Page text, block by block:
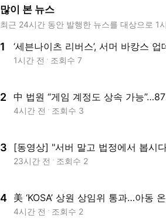
많이 본 뉴스
최근 24시간 동안 발행한 뉴스를 대상으로 1
1 ‘세븐나이츠 리버스’, 서머 바캉스
1시간 전 조회수 7
2 中 법원 “게임 계정도 상속 가능
4시간 전 조회수 3
3 [동영상] "서버 말고 법정에서 봅시
23시간 전 조회수 2
4 美 ‘KOSA’ 상원 상임위 통과…아동
4시간 전 조회수 2